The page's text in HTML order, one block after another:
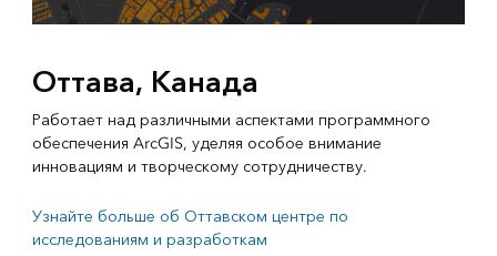
Оттава, Канада
Работает над различными аспектами программного
обеспечения ArcGIS, уделяя особое внимание
инновациям и творческому сотрудничеству.
Узнайте больше об Оттавском центре по
исследованиям и разработкам